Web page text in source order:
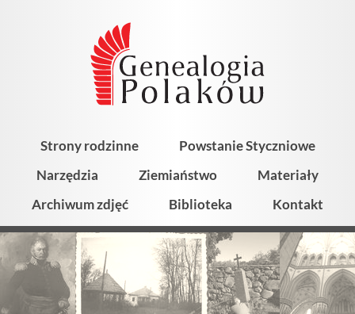
Strony rodzinne
Powstanie Styczniowe
Narzędzia
Ziemiaństwo
Materiały
Archiwum zdjęć
Biblioteka Kontakt